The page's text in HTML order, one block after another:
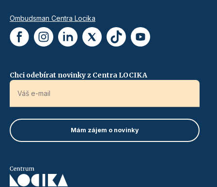
Ombudsman Centra Locika
Chci odebírat novinky z Centra LOCIKA